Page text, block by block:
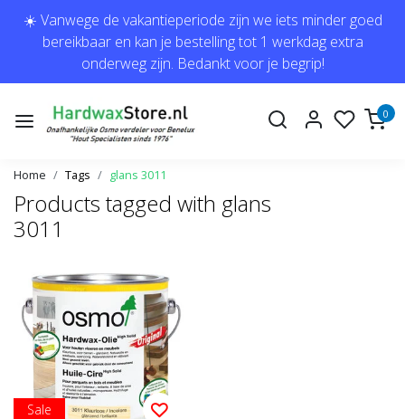
☀️ Vanwege de vakantieperiode zijn we iets minder goed
bereikbaar en kan je bestelling tot 1 werkdag extra
onderweg zijn. Bedankt voor je begrip!
0
Home Tags glans 3011
Products tagged with glans
3011
Sale